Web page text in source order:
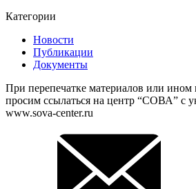
Категории
Новости
Публикации
Документы
При перепечатке материалов или ином
просим ссылаться на центр “СОВА” с
www.sova-center.ru